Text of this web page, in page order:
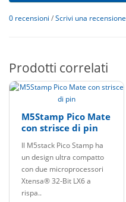
0 recensioni /Scrivi una recensione
Prodotti correlati
M5Stamp Pico Mate
con strisce di pin
Il M5stack Pico Stamp ha
un design ultra compatto
con due microprocessori
Xtensa® 32-Bit LX6 a
rispa..